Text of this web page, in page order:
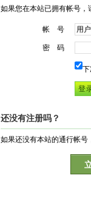
如果您在本站已拥有帐号，
帐 号
密 码
还没有注册吗？
如果还没有本站的通行帐号